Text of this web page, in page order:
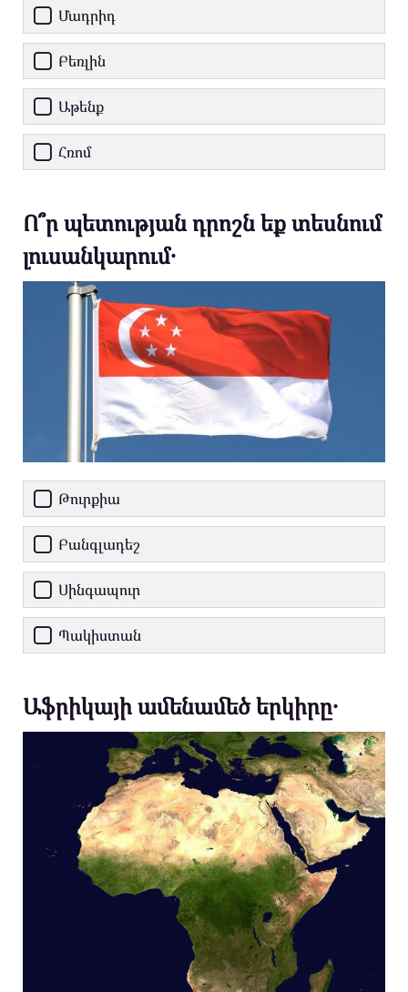
Մադրիդ
Բեռլին
Աթենք
Հռոմ
Ո՞ր պետության դրոշն եք տեսնում
լուսանկարում․
Թուրքիա
Բանգլադեշ
Սինգապուր
Պակիստան
Աֆրիկայի ամենամեծ երկիրը․